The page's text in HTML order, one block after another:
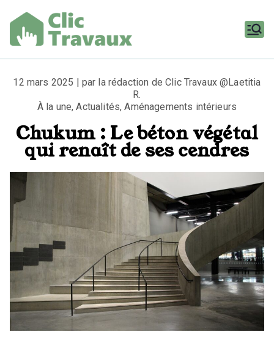
contenu
Travaux
12 mars 2025 | par la rédaction de Clic Travaux @Laetitia
R.
À la une,Actualités,Aménagements intérieurs
Chukum : Le béton végétal
qui renaît de ses cendres